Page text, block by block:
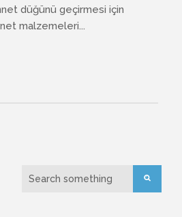
düğünü geçirmesi için
malzemeleri...